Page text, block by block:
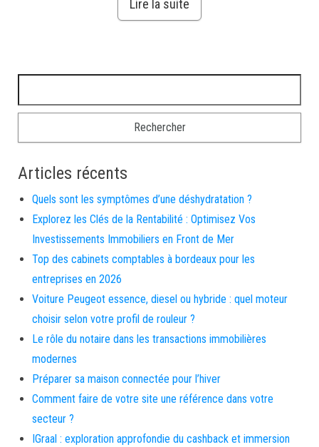
Lire la suite
Articles récents
Quels sont les symptômes d’une déshydratation ?
Explorez les Clés de la Rentabilité : Optimisez Vos
Investissements Immobiliers en Front de Mer
Top des cabinets comptables à bordeaux pour les
entreprises en 2026
Voiture Peugeot essence, diesel ou hybride : quel moteur
choisir selon votre profil de rouleur ?
Le rôle du notaire dans les transactions immobilières
modernes
Préparer sa maison connectée pour l’hiver
Comment faire de votre site une référence dans votre
secteur ?
IGraal : exploration approfondie du cashback et immersion